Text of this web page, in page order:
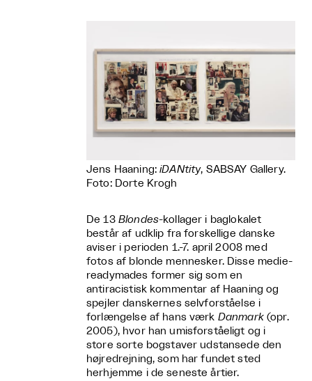
Jens Haaning:iDANtity, SABSAY Gallery.
Foto: Dorte Krogh
De 13 Blondes-kollager i baglokalet
består af udklip fra forskellige danske
aviser i perioden 1.-7. april 2008 med
fotos af blonde mennesker. Disse medie-
readymades former sig som en
antiracistisk kommentar af Haaning og
spejler danskernes selvforståelse i
forlængelse af hans værk Danmark(opr.
2005), hvor han umisforståeligt og i
store sorte bogstaver udstansede den
højredrejning, som har fundet sted
herhjemme i de seneste årtier.